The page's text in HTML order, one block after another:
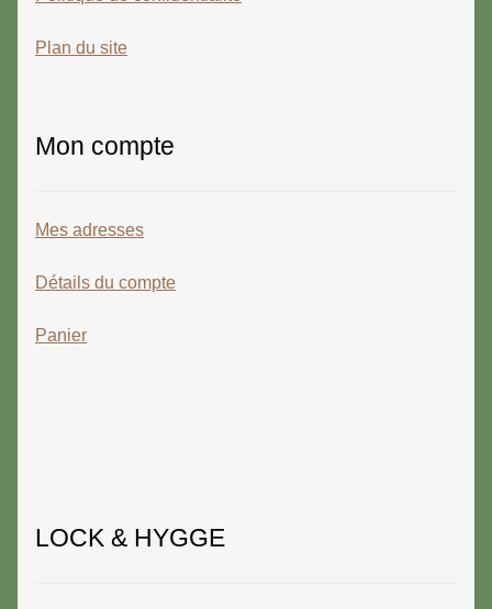
Plan du site
Mon compte
Mes adresses
Détails du compte
Panier
LOCK & HYGGE